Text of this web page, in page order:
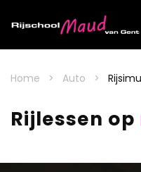
Home Auto
Rijlessen op